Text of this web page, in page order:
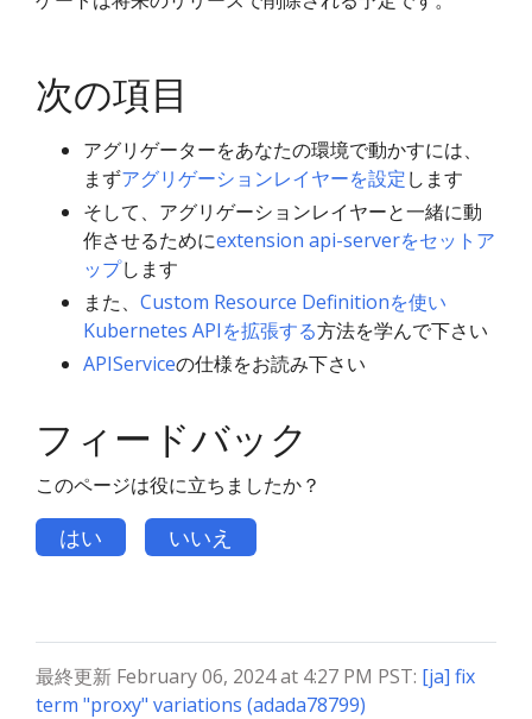
次の項目
アグリゲーターをあなたの環境で動かすには、
まずアグリゲーションレイヤーを設定します
そして、アグリゲーションレイヤーと一緒に動
作させるためにextension api-serverをセットア
ップします
また、 Custom Resource Definitionを使い
Kubernetes APIを拡張する方法を学んで下さい
APIServiceの仕様をお読み下さい
フィードバック
このページは役に立ちましたか？
はい いいえ
最終更新 February 06, 2024 at 4:27 PM PST: [ja] fix
term "proxy" variations (adada78799)